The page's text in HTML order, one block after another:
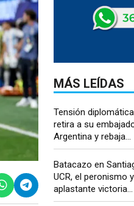
MÁS LEÍDAS
Tensión
retira a su
Argentina y rebaja...
Batacazo en
UCR, el peronismo
aplastante victoria...